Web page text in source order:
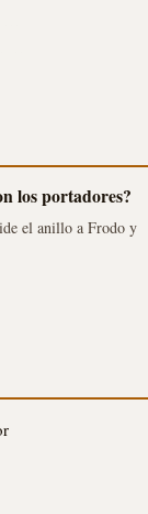
los portadores?
el anillo a Frodo y